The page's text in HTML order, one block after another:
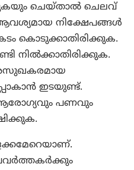
ചെയ്‌താല്‍ ചെലവ്
നിക്ഷേപങ്ങള്‍
കൊടുക്കാതിരിക്കുക.
നില്‍ക്കാതിരിക്കുക.
ഇടയുണ്ട്.
പണവും